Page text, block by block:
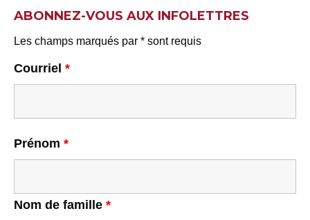
ABONNEZ-VOUS AUX INFOLETTRES
Les champs marqués par * sont requis
Courriel *
Prénom *
Nom de famille *